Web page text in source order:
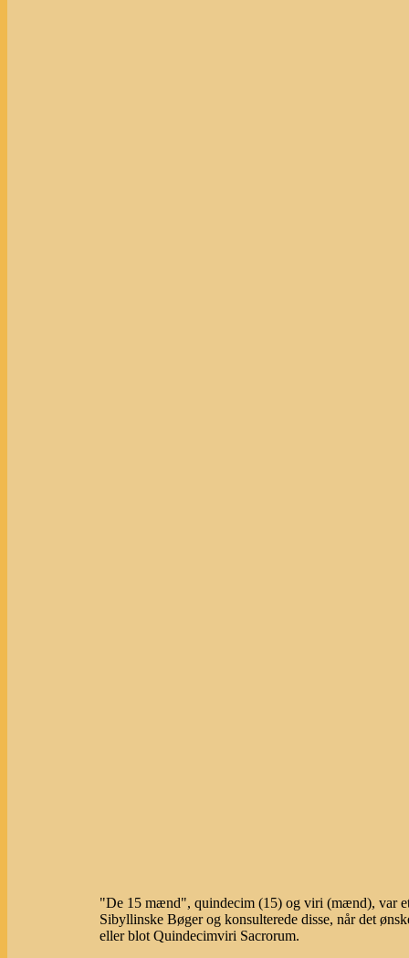
"De 15 mænd", quindecim (15) og viri (mænd), var
Sibyllinske Bøger og konsulterede disse, når det
eller blot Quindecimviri Sacrorum.